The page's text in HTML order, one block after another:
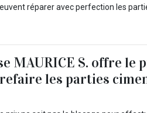
réparer avec perfection les
MAURICE S. offre le
les parties